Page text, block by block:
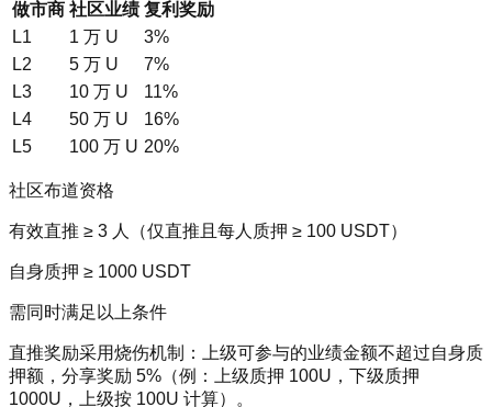
做市商 社区业绩 复利奖励
L1
1 万 U
3%
L2
5 万 U
7%
L3
10 万 U
11%
L4
50 万 U
16%
L5
100 万 U 20%
社区布道资格
有效直推 ≥ 3 人（仅直推且每人质押 ≥ 100 USDT）
自身质押 ≥ 1000 USDT
需同时满足以上条件
直推奖励采用烧伤机制：上级可参与的业绩金额不超过自身质
押额，分享奖励 5%（例：上级质押 100U，下级质押
1000U，上级按 100U 计算）。